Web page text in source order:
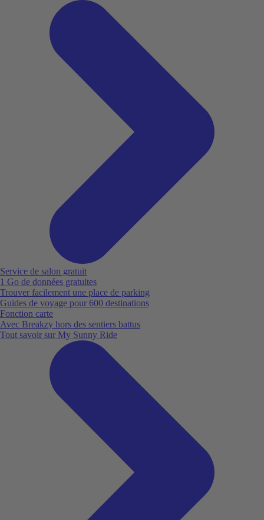
Service de salon gratuit
1 Go de données gratuites
Trouver facilement une place de parking
Guides de voyage pour 600 destinations
Fonction carte
Avec Breakzy hors des sentiers battus
Tout savoir sur My Sunny Ride